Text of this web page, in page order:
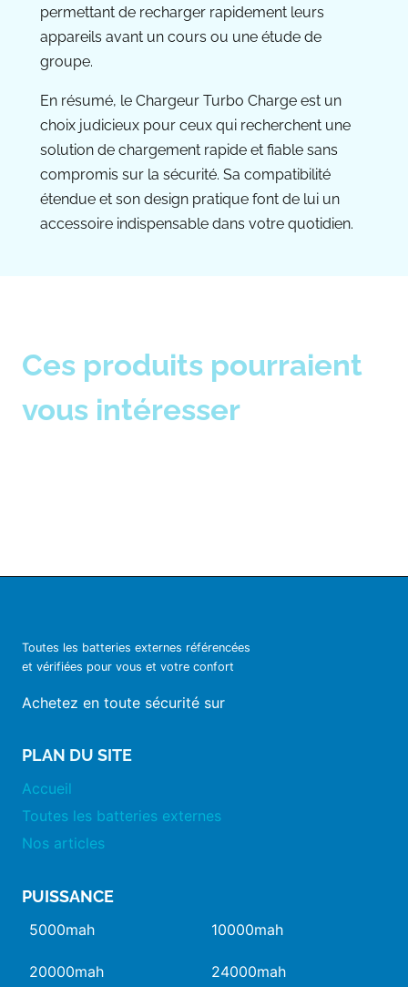
permettant de recharger rapidement leurs
appareils avant un cours ou une étude de
groupe.
En résumé, le Chargeur Turbo Charge est un
choix judicieux pour ceux qui recherchent une
solution de chargement rapide et fiable sans
compromis sur la sécurité. Sa compatibilité
étendue et son design pratique font de lui un
accessoire indispensable dans votre quotidien.
Ces produits pourraient
vous intéresser
Toutes les batteries externes référencées
et vérifiées pour vous et votre confort
Achetez en toute sécurité sur
PLAN DU SITE
Accueil
Toutes les batteries externes
Nos articles
PUISSANCE
5000mah 10000mah
20000mah 24000mah